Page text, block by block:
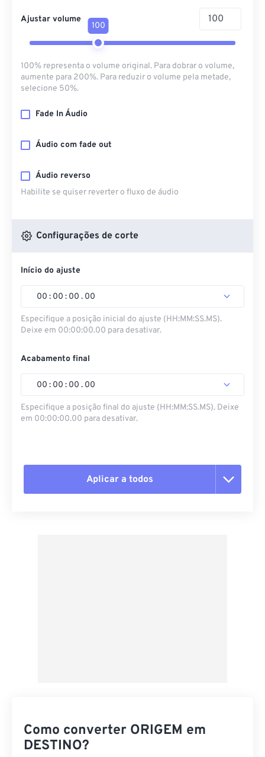
Ajustar volume
100
100% representa o volume original. Para dobrar o volume,
aumente para 200%. Para reduzir o volume pela metade,
selecione 50%.
Fade In Áudio
Áudio com fade out
Áudio reverso
Habilite se quiser reverter o fluxo de áudio
Configurações de corte
Início do ajuste
00 : 00 : 00 . 00
Especifique a posição inicial do ajuste (HH:MM:SS.MS).
Deixe em 00:00:00.00 para desativar.
Acabamento final
00 : 00 : 00 . 00
Especifique a posição final do ajuste (HH:MM:SS.MS). Deixe
em 00:00:00.00 para desativar.
Aplicar a todos
Como converter ORIGEM em
DESTINO?